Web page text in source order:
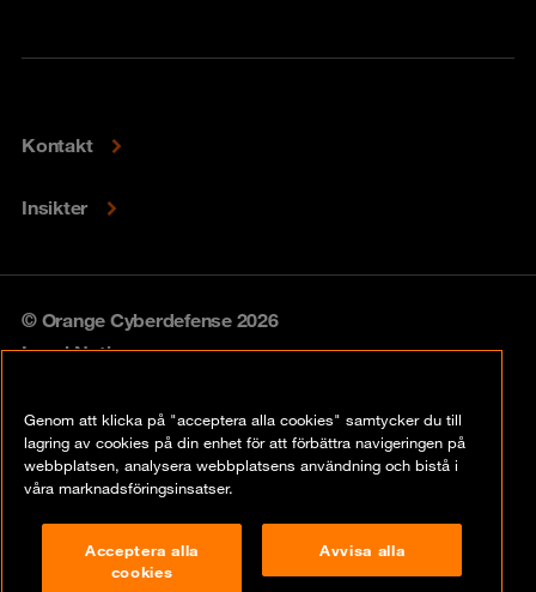
Kontakt
Insikter
© Orange Cyberdefense 2026
Legal Notice
Vulnerability policy
Compliance
Genom att klicka på "acceptera alla cookies" samtycker du till
lagring av cookies på din enhet för att förbättra navigeringen på
webbplatsen, analysera webbplatsens användning och bistå i
våra marknadsföringsinsatser.
Acceptera alla
cookies
Avvisa alla